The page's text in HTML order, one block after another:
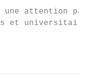
une attention
et universitaires.